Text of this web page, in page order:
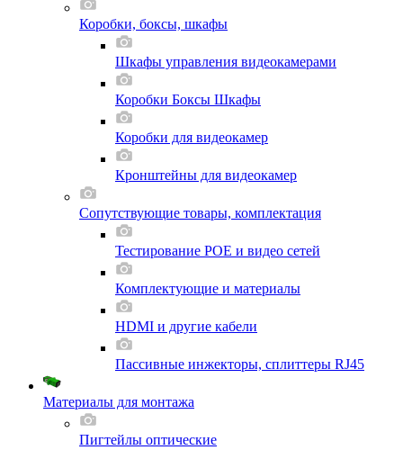
Коробки, боксы, шкафы
Шкафы управления видеокамерами
Коробки Боксы Шкафы
Коробки для видеокамер
Кронштейны для видеокамер
Сопутствующие товары, комплектация
Тестирование POE и видео сетей
Комплектующие и материалы
HDMI и другие кабели
Пассивные инжекторы, сплиттеры RJ45
Материалы для монтажа
Пигтейлы оптические